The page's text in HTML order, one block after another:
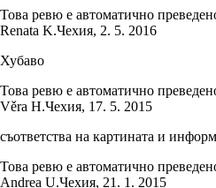
Това ревю е автоматично
Renata K.Чехия, 2. 5. 2016
Хубаво
Това ревю е автоматично
Věra H.Чехия, 17. 5. 2015
съответства на картината и
Това ревю е автоматично
Andrea U.Чехия, 21. 1. 2015